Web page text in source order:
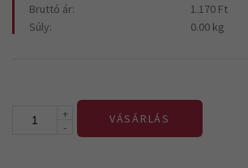
Bruttó ár:
1.170 Ft
Súly:
0.00 kg
+
-
VÁSÁRLÁS